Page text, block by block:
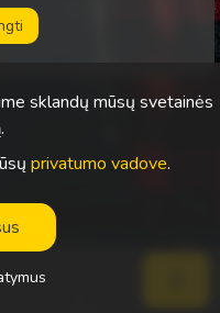
sklandų mūsų svetainės
privatumo vadove.